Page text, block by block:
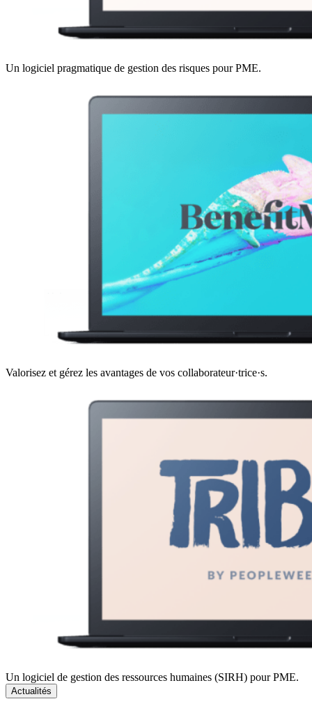
Un logiciel pragmatique de gestion des risques pour PME.
Valorisez et gérez les avantages de vos collaborateur·trice·s.
Un logiciel de gestion des ressources humaines (SIRH) pour PME.
Actualités